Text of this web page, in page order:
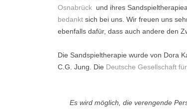
Osnabrück und ihres
bedankt sich bei uns. Wir freuen uns
ebenfalls dafür, dass auch andere den
Die Sandspieltherapie wurde von Dora
C.G. Jung. Die Deutsche Gesellschaft
Es wird möglich, die verengende